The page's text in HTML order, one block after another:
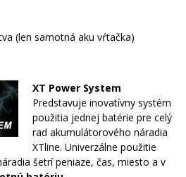
(len samotná aku vŕtačka)
XT Power System
Predstavuje inovatívny systém
použitia jednej batérie pre celý
rad akumulátorového náradia
XTline. Univerzálne použitie
šetrí peniaze, čas, miesto a v